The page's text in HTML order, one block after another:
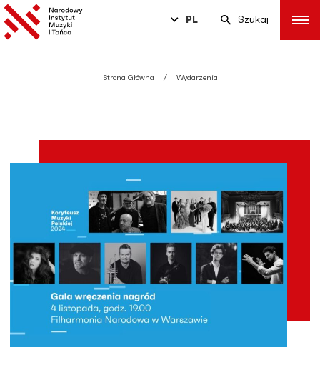
PL Szukaj
Strona Główna Wydarzenia